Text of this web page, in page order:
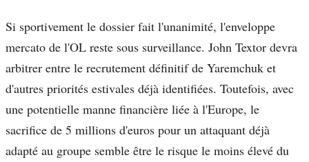
Si sportivement le dossier fait l'unanimité, l'enveloppe
mercato de l'OL reste sous surveillance. John Textor devra
arbitrer entre le recrutement définitif de Yaremchuk et
d'autres priorités estivales déjà identifiées. Toutefois, avec
une potentielle manne financière liée à l'Europe, le
sacrifice de 5 millions d'euros pour un attaquant déjà
adapté au groupe semble être le risque le moins élevé du